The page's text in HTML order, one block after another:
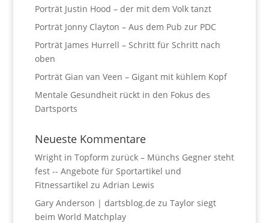
Porträt Justin Hood – der mit dem Volk tanzt
Porträt Jonny Clayton – Aus dem Pub zur PDC
Porträt James Hurrell – Schritt für Schritt nach
oben
Porträt Gian van Veen – Gigant mit kühlem Kopf
Mentale Gesundheit rückt in den Fokus des
Dartsports
Neueste Kommentare
Wright in Topform zurück – Münchs Gegner steht
fest -- Angebote für Sportartikel und
Fitnessartikel zu Adrian Lewis
Gary Anderson | dartsblog.de zu Taylor siegt
beim World Matchplay